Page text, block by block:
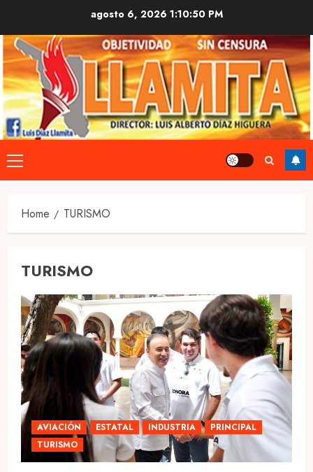
content
agosto 6, 2026 1:10:50 PM
Primary
Menu
Home TURISMO
TURISMO
AVIACIÓN ESTATAL INDUSTRIA
PRINCIPAL
TURISMO